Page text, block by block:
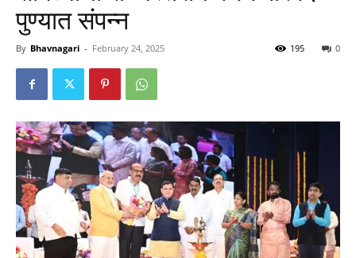
पुण्यात संपन्न
By Bhavnagari - February 24, 2025 0
195